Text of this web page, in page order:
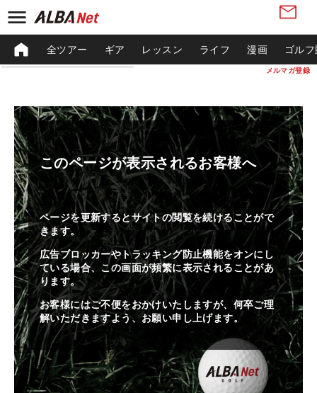
メルマガ登録
全ツアー ギア レッスン ライフ 漫画 ゴル
このページが表示されるお客様へ
ページを更新するとサイトの閲覧を続けることがで
きます。
広告ブロッカーやトラッキング防止機能をオンにし
ている場合、この画面が頻繁に表示されることがあ
ります。
お客様にはご不便をおかけいたしますが、何卒ご理
解いただきますよう、お願い申し上げます。